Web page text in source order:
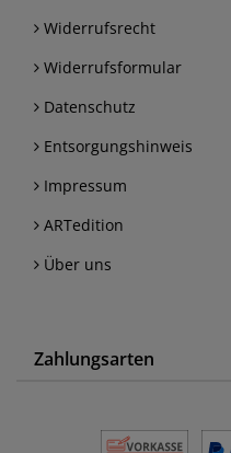
Widerrufsrecht
Widerrufsformular
Datenschutz
Entsorgungshinweis
Impressum
ARTedition
Über uns
Zahlungsarten